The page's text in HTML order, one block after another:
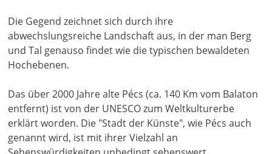
Die Gegend zeichnet sich durch ihre
abwechslungsreiche Landschaft aus, in der man Berg
und Tal genauso findet wie die typischen bewaldeten
Hochebenen.
Das über 2000 Jahre alte Pécs (ca. 140 Km vom Balaton
entfernt) ist von der UNESCO zum Weltkulturerbe
erklärt worden. Die "Stadt der Künste", wie Pécs auch
genannt wird, ist mit ihrer Vielzahl an